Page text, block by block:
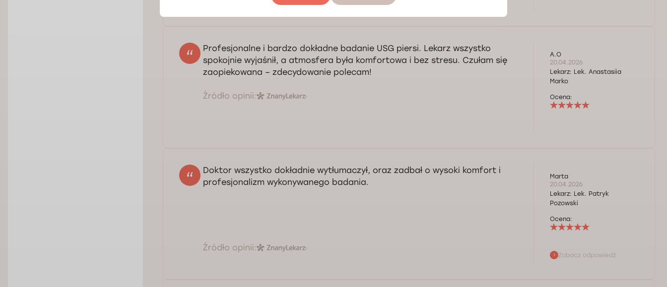
Profesjonalne i bardzo dokładne badanie USG piersi. Lekarz wszystko
spokojnie wyjaśnił, a atmosfera była komfortowa i bez stresu. Czułam się
zaopiekowana – zdecydowanie polecam!
Źródło opinii:
A.O
20.04.2026
Lekarz: Lek. Anastasiia
Marko
Ocena:
Doktor wszystko dokładnie wytłumaczył, oraz zadbał o wysoki komfort i
profesjonalizm wykonywanego badania.
Źródło opinii:
Marta
20.04.2026
Lekarz: Lek. Patryk
Pozowski
Ocena:
Zobacz odpowiedź